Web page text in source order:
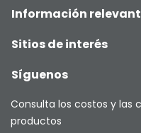
Información
Sitios de interés
Síguenos
Consulta los costos y las
productos